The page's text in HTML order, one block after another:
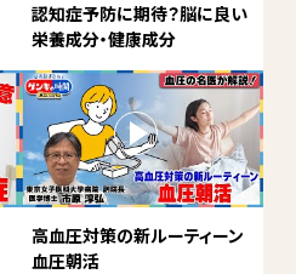
認知症予防に期待？脳に良い
栄養成分・健康成分
高血圧対策の新ルーティーン
血圧朝活